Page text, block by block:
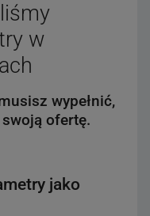
w
wypełnić,
ofertę.
jako